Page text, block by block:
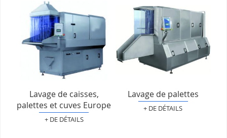
Lavage de caisses,
palettes et cuves Europe
+ DE DÉTAILS
Lavage de palettes
+ DE DÉTAILS